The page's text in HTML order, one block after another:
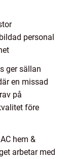
personal
ger sällan
en missad
på
före
hem &
arbetar med